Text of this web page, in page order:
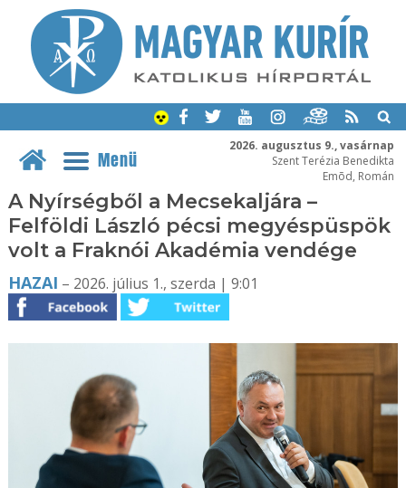
2026. augusztus 9., vasárnap
Szent Terézia Benedikta
Emõd, Román
Menü
A Nyírségből a Mecsekaljára –
Felföldi László pécsi megyéspüspök
volt a Fraknói Akadémia vendége
HAZAI – 2026. július 1., szerda | 9:01